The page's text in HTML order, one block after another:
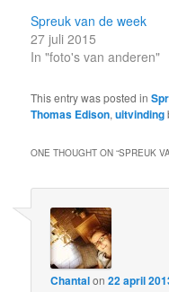
Spreuk van de week
27 juli 2015
In "foto's van anderen"
This entry was posted in
Thomas Edison,uitvinding
ONE THOUGHT ON “SPREUK
Chantalon22 april